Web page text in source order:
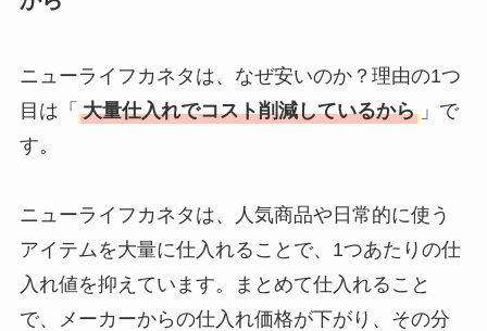
ニューライフカネタは、なぜ安いのか？理由の1つ
目は「 大量仕入れでコスト削減しているから 」で
す。
ニューライフカネタは、人気商品や日常的に使う
アイテムを大量に仕入れることで、1つあたりの仕
入れ値を抑えています。まとめて仕入れること
で、メーカーからの仕入れ価格が下がり、その分